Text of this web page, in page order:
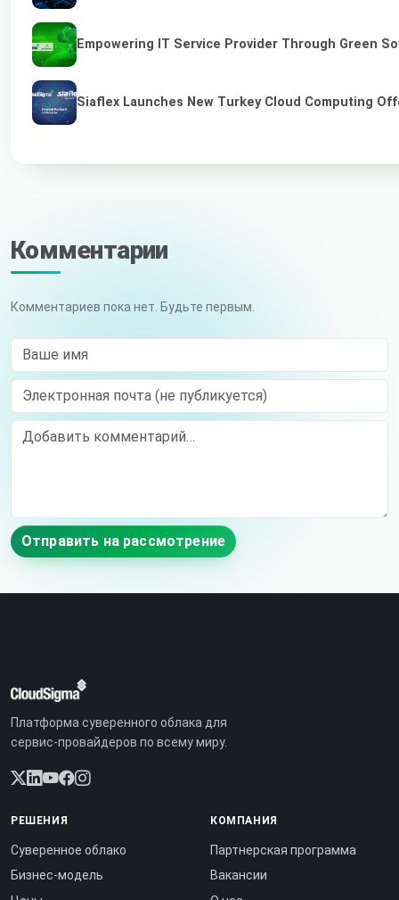
Empowering IT Service Provider Through Green
Siaflex Launches New Turkey Cloud Computing
Комментарии
Комментариев пока нет. Будьте первым.
Ваше имя
Электронная почта (не публикуется)
Comment
Отправить на рассмотрение
Платформа суверенного облака для
сервис-провайдеров по всему миру.
РЕШЕНИЯ
Суверенное облако
Бизнес-модель
КОМПАНИЯ
Партнерская программа
Вакансии